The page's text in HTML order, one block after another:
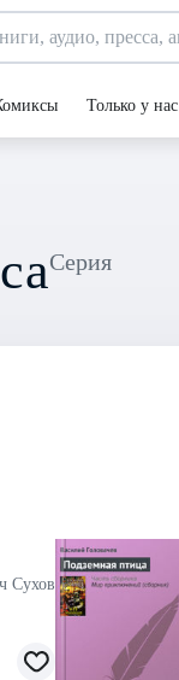
Только у нас
Серия
Сухов